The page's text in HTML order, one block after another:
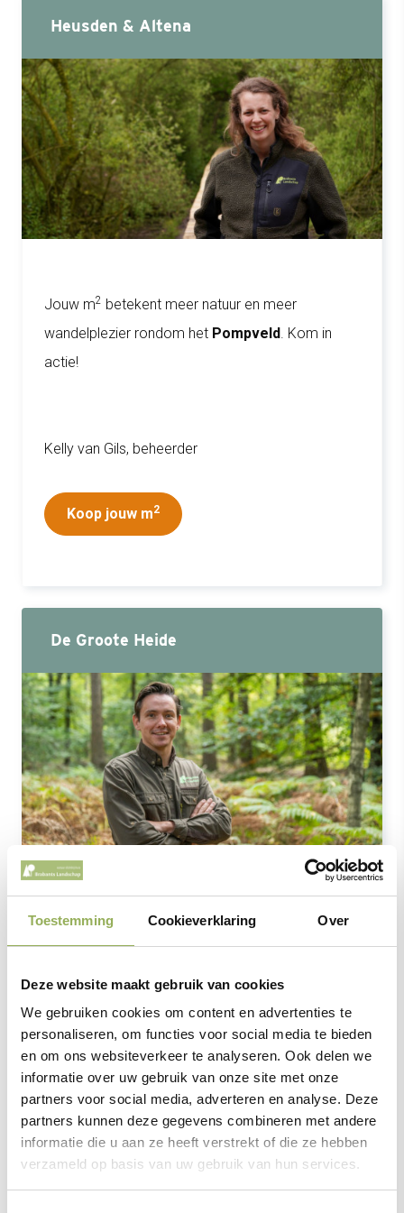
Toestemming Cookieverklaring Over
Deze website maakt gebruik van cookies
We gebruiken cookies om content en advertenties te
personaliseren, om functies voor social media te bieden
en om ons websiteverkeer te analyseren. Ook delen we
informatie over uw gebruik van onze site met onze
partners voor social media, adverteren en analyse. Deze
partners kunnen deze gegevens combineren met andere
informatie die u aan ze heeft verstrekt of die ze hebben
verzameld op basis van uw gebruik van hun services.
Heusden & Altena
Jouw m2 betekent meer natuur en meer
wandelplezier rondom het Pompveld. Kom in
actie!
Kelly van Gils, beheerder
Koop jouw m2
De Groote Heide
Jouw hulp stelt nog meer natuur van
De Groote
Heidevoor altijd veilig en geeft dieren een groter
leefgebied. Elke m
telt.
Nick Jeurissen, beheerder
Koop jouw m2